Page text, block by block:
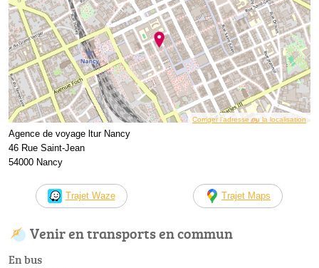
Corriger l’adresse ou la localisation
Agence de voyage ltur Nancy
46 Rue Saint-Jean
54000 Nancy
Trajet Waze Trajet Maps
Venir en transports en commun
En bus